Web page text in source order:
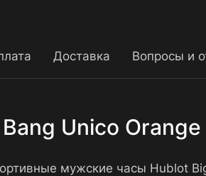
Доставка Вопросы и
Unico
мужские часы Hublot